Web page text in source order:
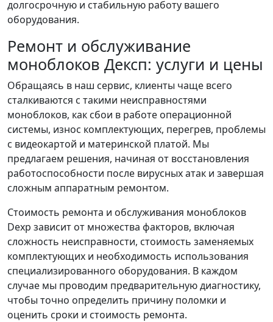
долгосрочную и стабильную работу вашего
оборудования.
Ремонт и обслуживание
моноблоков Дексп: услуги и цены
Обращаясь в наш сервис, клиенты чаще всего
сталкиваются с такими неисправностями
моноблоков, как сбои в работе операционной
системы, износ комплектующих, перегрев, проблемы
с видеокартой и материнской платой. Мы
предлагаем решения, начиная от восстановления
работоспособности после вирусных атак и завершая
сложным аппаратным ремонтом.
Стоимость ремонта и обслуживания моноблоков
Dexp зависит от множества факторов, включая
сложность неисправности, стоимость заменяемых
комплектующих и необходимость использования
специализированного оборудования. В каждом
случае мы проводим предварительную диагностику,
чтобы точно определить причину поломки и
оценить сроки и стоимость ремонта.